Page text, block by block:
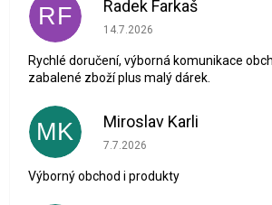
RF Radek Farkaš
Hodnocení obchodu je 5 z 5
14.7.2026
Rychlé doručení, výborná komunikace
zabalené zboží plus malý dárek.
MK Miroslav Karli
Hodnocení obchodu je 5 z 5
7.7.2026
Výborný obchod i produkty